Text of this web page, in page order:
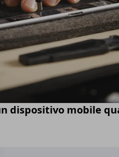
dispositivo mobile